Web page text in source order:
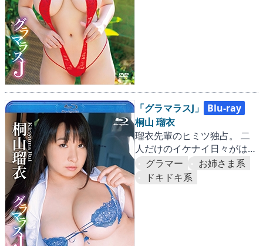
「グラマラスJ」
Blu-ray
桐山 瑠衣
瑠衣先輩のヒミツ独占。 二
人だけのイケナイ日々がはじ
まる…♡
グラマー
お姉さま系
ドキドキ系